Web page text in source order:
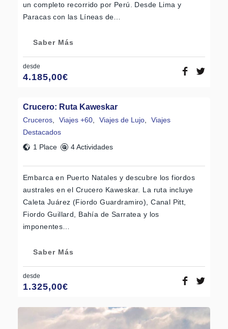
un completo recorrido por Perú. Desde Lima y
Paracas con las Líneas de…
Saber Más
desde
4.185,00€
Crucero: Ruta Kaweskar
Cruceros Viajes +60 Viajes de Lujo
Viajes
Destacados
1 Place
4 Actividades
Embarca en Puerto Natales y descubre los fiordos
australes en el Crucero Kaweskar. La ruta incluye
Caleta Juárez (Fiordo Guardramiro), Canal Pitt,
Fiordo Guillard, Bahía de Sarratea y los
imponentes…
Saber Más
desde
1.325,00€